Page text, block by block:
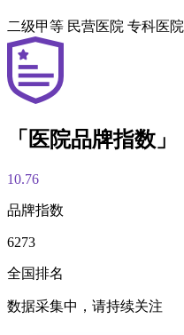
二级甲等 民营医院 专科医院
「医院品牌指数」
10.76
品牌指数
6273
全国排名
数据采集中，请持续关注